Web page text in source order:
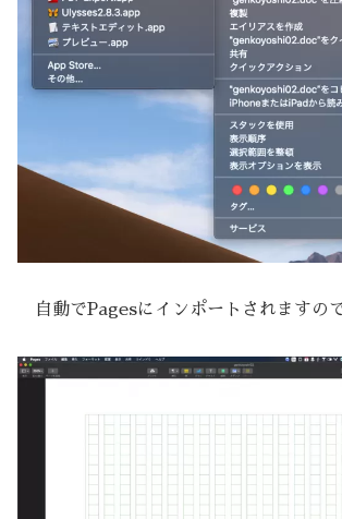
自動でPagesにインポートされますの